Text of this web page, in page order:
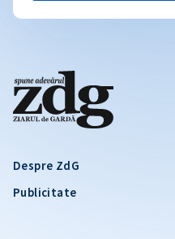
Despre ZdG
Publicitate